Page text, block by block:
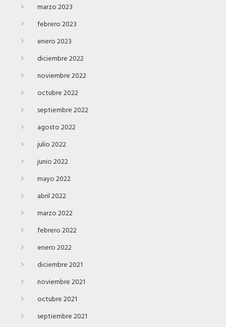
marzo 2023
febrero 2023
enero 2023
diciembre 2022
noviembre 2022
octubre 2022
septiembre 2022
agosto 2022
julio 2022
junio 2022
mayo 2022
abril 2022
marzo 2022
febrero 2022
enero 2022
diciembre 2021
noviembre 2021
octubre 2021
septiembre 2021